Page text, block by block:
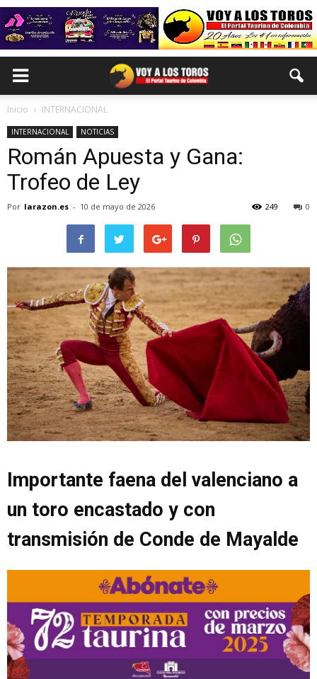
Inicio INTERNACIONAL
INTERNACIONAL NOTICIAS
Román Apuesta y Gana:
Trofeo de Ley
Por larazon.es - 10 de mayo de 2026 0
249
Importante faena del valenciano a
un toro encastado y con
transmisión de Conde de Mayalde